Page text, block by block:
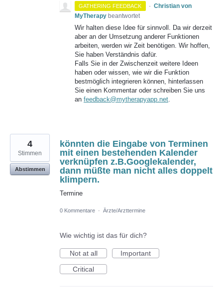
GATHERING FEEDBACK · Christian von
MyTherapy beantwortet
Wir halten diese Idee für sinnvoll. Da wir derzeit
aber an der Umsetzung anderer Funktionen
arbeiten, werden wir Zeit benötigen. Wir hoffen,
Sie haben Verständnis dafür.
Falls Sie in der Zwischenzeit weitere Ideen
haben oder wissen, wie wir die Funktion
bestmöglich integrieren können, hinterlassen
Sie einen Kommentar oder schreiben Sie uns
an feedback@mytherapyapp.net.
könnten die Eingabe von Terminen
mit einen bestehenden Kalender
verknüpfen z.B.Googlekalender,
dann müßte man nicht alles doppelt
klimpern.
Termine
4
Stimmen
Abstimmen
0 Kommentare · Ärzte/Arzttermine
Wie wichtig ist das für dich?
Not at all
Important
Critical